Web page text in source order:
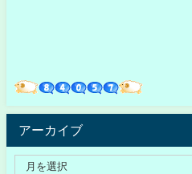
アーカイブ